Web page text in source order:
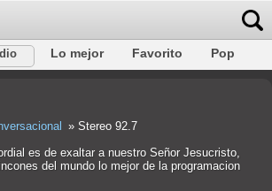
Lo mejor Favorito
Pop
Stereo 92.7
es de exaltar a nuestro Señor Jesucristo,
del mundo lo mejor de la programacion